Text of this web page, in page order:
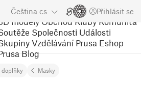
Čeština cs Přihlásit se
modely Obchod Kluby Komunita
Společnosti Události
Vzdělávání Prusa Eshop
Blog
doplňky Masky